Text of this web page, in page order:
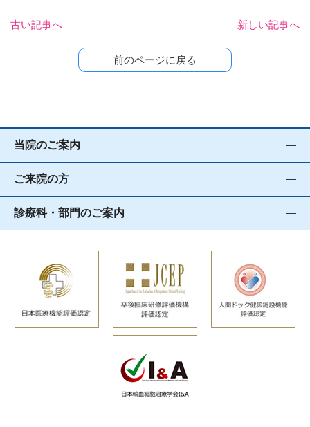
古い記事へ 新しい記事へ
前のページに戻る
当院のご案内
ご来院の方
診療科・部門のご案内